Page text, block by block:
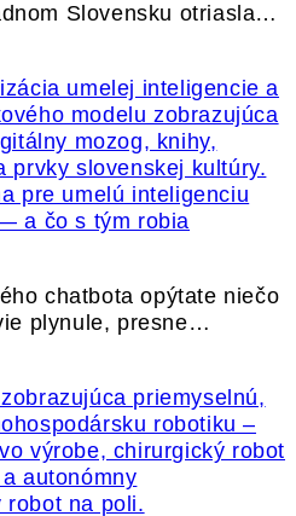
Slovensku otriasla…
pre umelú inteligenciu
a čo s tým robia
chatbota opýtate niečo
plynule, presne…